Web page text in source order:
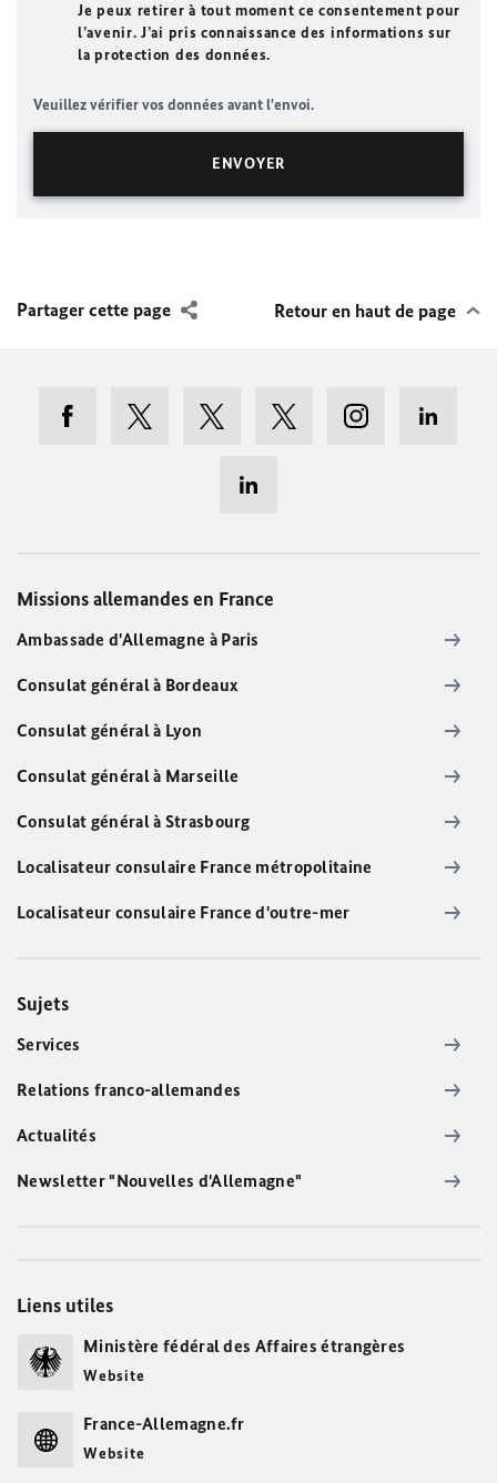
Je peux retirer à tout moment ce consentement pour
l’avenir. J’ai pris connaissance des informations sur
la protection des données.
Veuillez vérifier vos données avant l'envoi.
Partager cette page Retour en haut de page
Missions allemandes en France
Ambassade d'Allemagne à Paris
Consulat général à Bordeaux
Consulat général à Lyon
Consulat général à Marseille
Consulat général à Strasbourg
Localisateur consulaire France métropolitaine
Localisateur consulaire France d'outre-mer
Sujets
Services
Relations franco-allemandes
Actualités
Newsletter "Nouvelles d'Allemagne"
Liens utiles
Ministère fédéral des Affaires étrangères
Website
France-Allemagne.fr
Website